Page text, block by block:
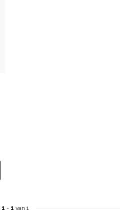
1 - 1 van 1